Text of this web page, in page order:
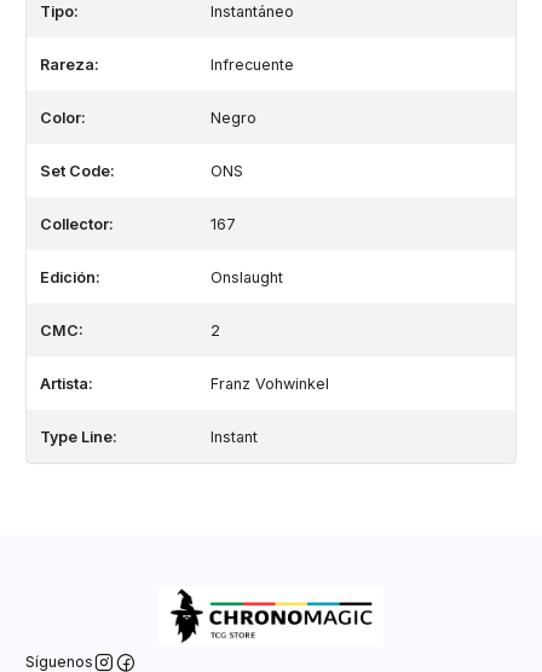
Tipo: Instantáneo
Rareza: Infrecuente
Color: Negro
Set Code: ONS
Collector: 167
Edición: Onslaught
CMC: 2
Artista: Franz Vohwinkel
Type Line: Instant
Síguenos